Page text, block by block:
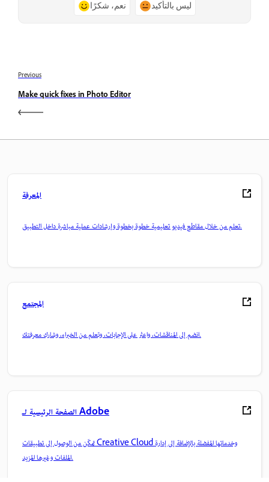
نعم، شكرًا ليس بالتأكيد
Previous
Make quick fixes in Photo Editor
المعرفة
تعلم من خلال مقاطع فيديو تعليمية خطوة بخطوة وإرشادات عملية مباشرة داخل التطبيق.
المجتمع
انضم إلى المناقشات، واعثر على الإجابات، وتعلم من الخبراء، وشارك معرفتك.
الصفحة الرئيسية لـ Adobe
تمكّن من الوصول إلى تطبيقات Creative Cloud وخدماتها المفضلة بالإضافة إلى إدارة
الملفات وغيرها المزيد.